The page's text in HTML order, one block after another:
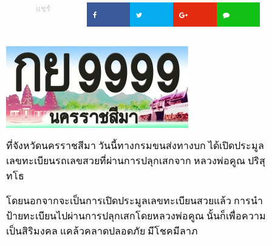
แชร์
ที่จังหวัดนครราชสีมา วันนี้ทางกรมขนส่งทางบก ได้เปิดประมูล
เลขทะเบียนรถเลขสวยที่ผ่านการปลุกเสกจาก หลวงพ่อคูณ ปริสุ
ทโธ
โดยนอกจากจะเป็นการเปิดประมูลเลขทะเบียนสวยแล้ว การนำ
ป้ายทะเบียนไปผ่านการปลุกเสกโดยหลวงพ่อคูณ นั้นก็เพื่อความ
เป็นสิริมงคล แคล้วคลาดปลอดภัย มีโชคมีลาภ